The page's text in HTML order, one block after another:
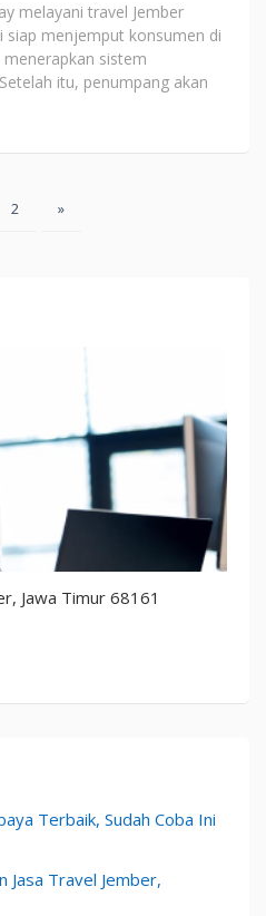
melayani travel Jember
siap menjemput konsumen di
sistem
itu, penumpang akan
2 »
Jawa Timur 68161
Terbaik, Sudah Coba Ini
Jasa Travel Jember,